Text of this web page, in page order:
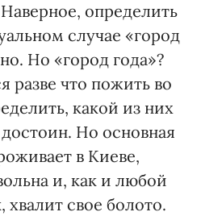
определить
случае «город
Но «город года»?
разве что пожить во
какой из них
Но основная
в Киеве,
и, как и любой
свое болото.